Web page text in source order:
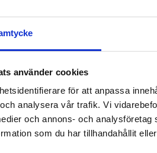
använder cookies
för att anpassa
analysera vår trafik. Vi
och annons- och
som du har tillhandahållit
53.85 kr